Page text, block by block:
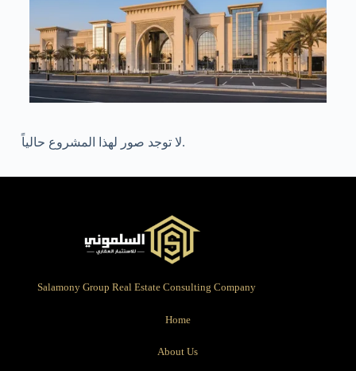
لا توجد صور لهذا المشروع حالياً.
Salamony Group Real Estate Consulting Company
Home
About Us